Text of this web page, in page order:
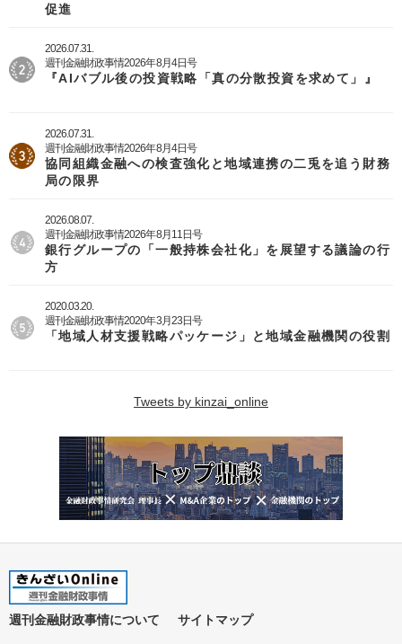
促進
2026.07.31.
週刊金融財政事情2026年8月4日号
『AIバブル後の投資戦略「真の分散投資を求めて」』
2026.07.31.
週刊金融財政事情2026年8月4日号
協同組織金融への検査強化と地域連携の二兎を追う財務
局の限界
2026.08.07.
週刊金融財政事情2026年8月11日号
銀行グループの「一般持株会社化」を展望する議論の行
方
2020.03.20.
週刊金融財政事情2020年3月23日号
「地域人材支援戦略パッケージ」と地域金融機関の役割
Tweets by kinzai_online
週刊金融財政事情について サイトマップ